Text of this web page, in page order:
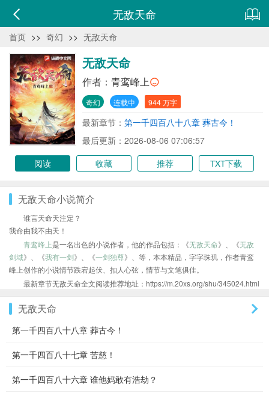
无敌天命
首页 >> 奇幻 >> 无敌天命
无敌天命
作者： 青鸾峰上
奇幻 连载中 944 万字
最新章节： 第一千四百八十八章 葬古今！
最后更新：2026-08-06 07:06:57
阅读
收藏 推荐 TXT下载
无敌天命小说简介
谁言天命天注定？
我命由我不由天！
青鸾峰上是一名出色的小说作者，他的作品包括：《无敌天命》、《无敌
剑域》、《我有一剑》、《一剑独尊》、等，本本精品，字字珠玑，作者青鸾
峰上创作的小说情节跌宕起伏、扣人心弦，情节与文笔俱佳。
最新章节无敌天命全文阅读推荐地址：https://m.20xs.org/shu/345024.html
无敌天命
第一千四百八十八章 葬古今！
第一千四百八十七章 苦慈！
第一千四百八十六章 谁他妈敢有浩劫？